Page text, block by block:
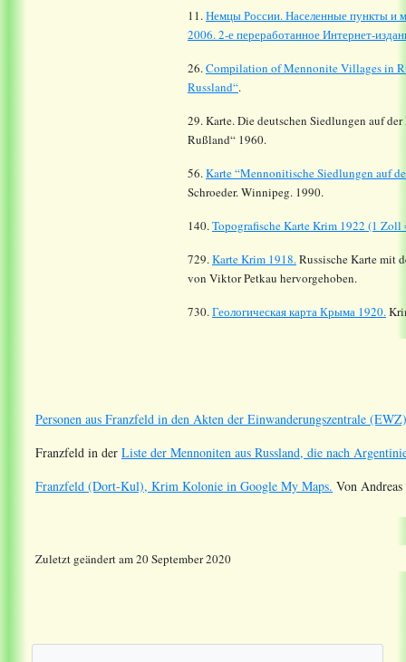
11.Немцы России. Населенные пункты и
2006. 2-е переработанное Интернет-
26.Compilation of Mennonite Villages in
Russland“.
29. Karte. Die deutschen Siedlungen auf
Rußland“ 1960.
56.Karte “Mennonitische Siedlungen auf
Schroeder. Winnipeg. 1990.
140.Topografische Karte Krim 1922 (1 Zoll
729.Karte Krim 1918.Russische Karte mit
von Viktor Petkau hervorgehoben.
730.Геологическая карта Крыма 1920.
Personen aus Franzfeld in den Akten der Einwanderungszentrale
Franzfeld in der Liste der Mennoniten aus Russland, die nach
Franzfeld (Dort-Kul), Krim Kolonie in Google My Maps. Von
Zuletzt geändert am 20 September 2020